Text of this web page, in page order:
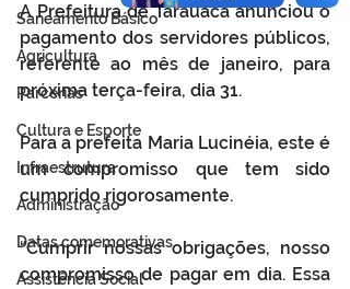
Saneamento Básico
Agricultura
Parcerias
Cultura e Esporte
Infraestrutura
Administração
Datas comemorativas
Assistência Social
A Prefeitura de Tarauacá anunciou o
pagamento dos servidores públicos,
referente ao mês de janeiro, para
próxima terça-feira, dia 31.
Para a prefeita Maria Lucinéia, este é
um compromisso que tem sido
cumprido rigorosamente.
“Cumprir nossas obrigações, nosso
compromisso de pagar em dia. Essa